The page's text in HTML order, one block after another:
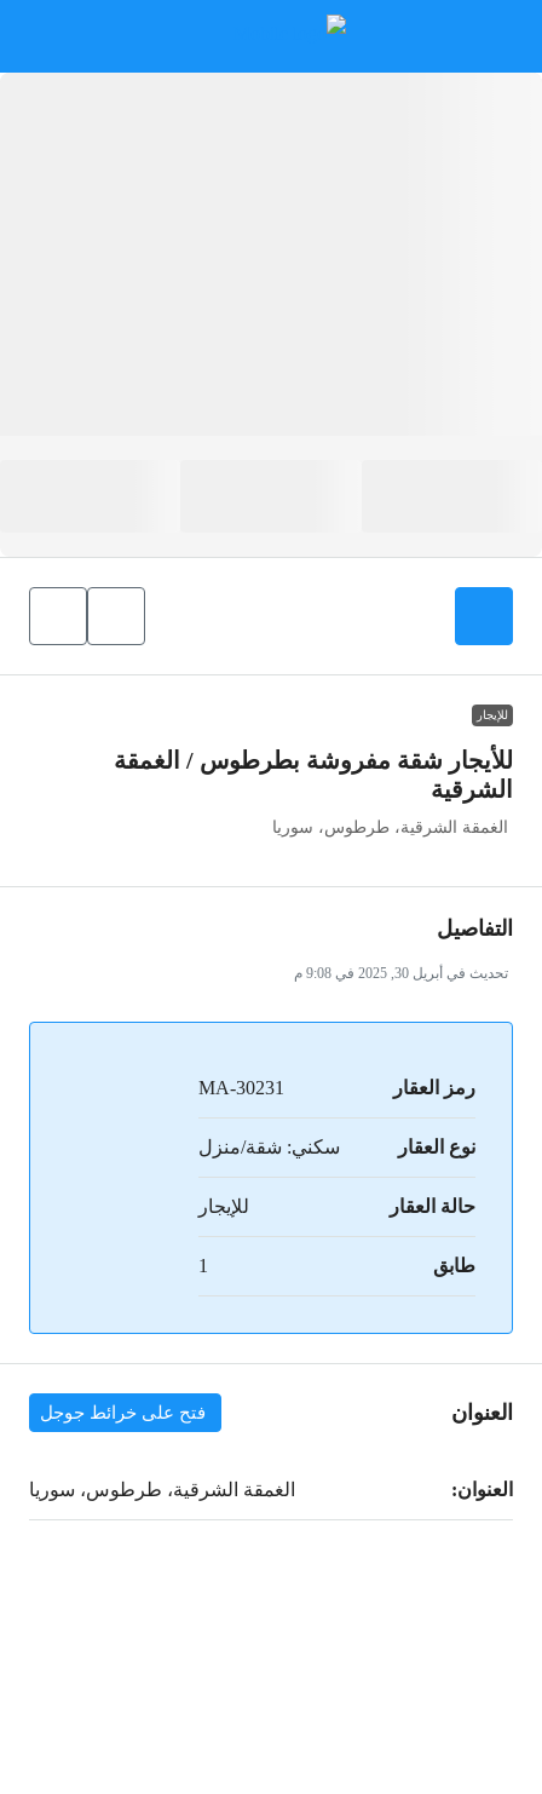
للإيجار
للأيجار شقة مفروشة بطرطوس / الغمقة
الشرقية
الغمقة الشرقية، طرطوس، سوريا
التفاصيل
تحديث في أبريل 30, 2025 في 9:08 م
رمز العقار MA-30231
نوع العقار سكني: شقة/منزل
حالة العقار للإيجار
طابق 1
العنوان فتح على خرائط جوجل
العنوان: الغمقة الشرقية، طرطوس، سوريا